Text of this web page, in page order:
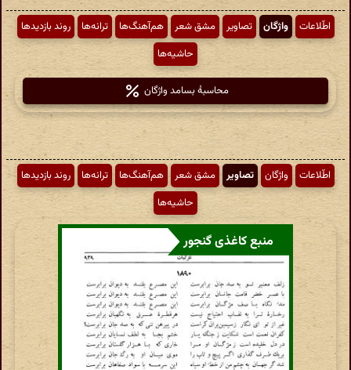
اطّلاعات واژگان تصاویر مشق شعر هم‌آهنگ‌ها ترانه‌ها
روند بازدیدها
حاشیه‌ها
محاسبهٔ بسامد واژگان
اطّلاعات واژگان تصاویر مشق شعر هم‌آهنگ‌ها ترانه‌ها
روند بازدیدها
حاشیه‌ها
منبع کاغذی گنجور